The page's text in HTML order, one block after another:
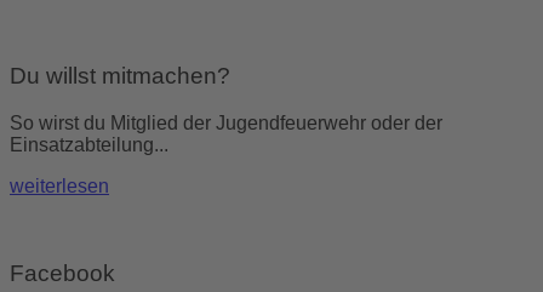
Du willst mitmachen?
So wirst du Mitglied der Jugendfeuerwehr oder der
Einsatzabteilung...
weiterlesen
Facebook